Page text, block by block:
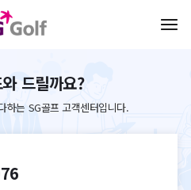
드릴까요?
하는 SG골프 고객센터입니다.